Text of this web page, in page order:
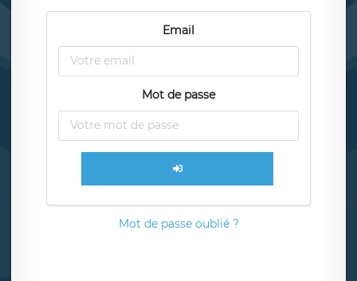
Email
Mot de passe
Mot de passe oublié ?